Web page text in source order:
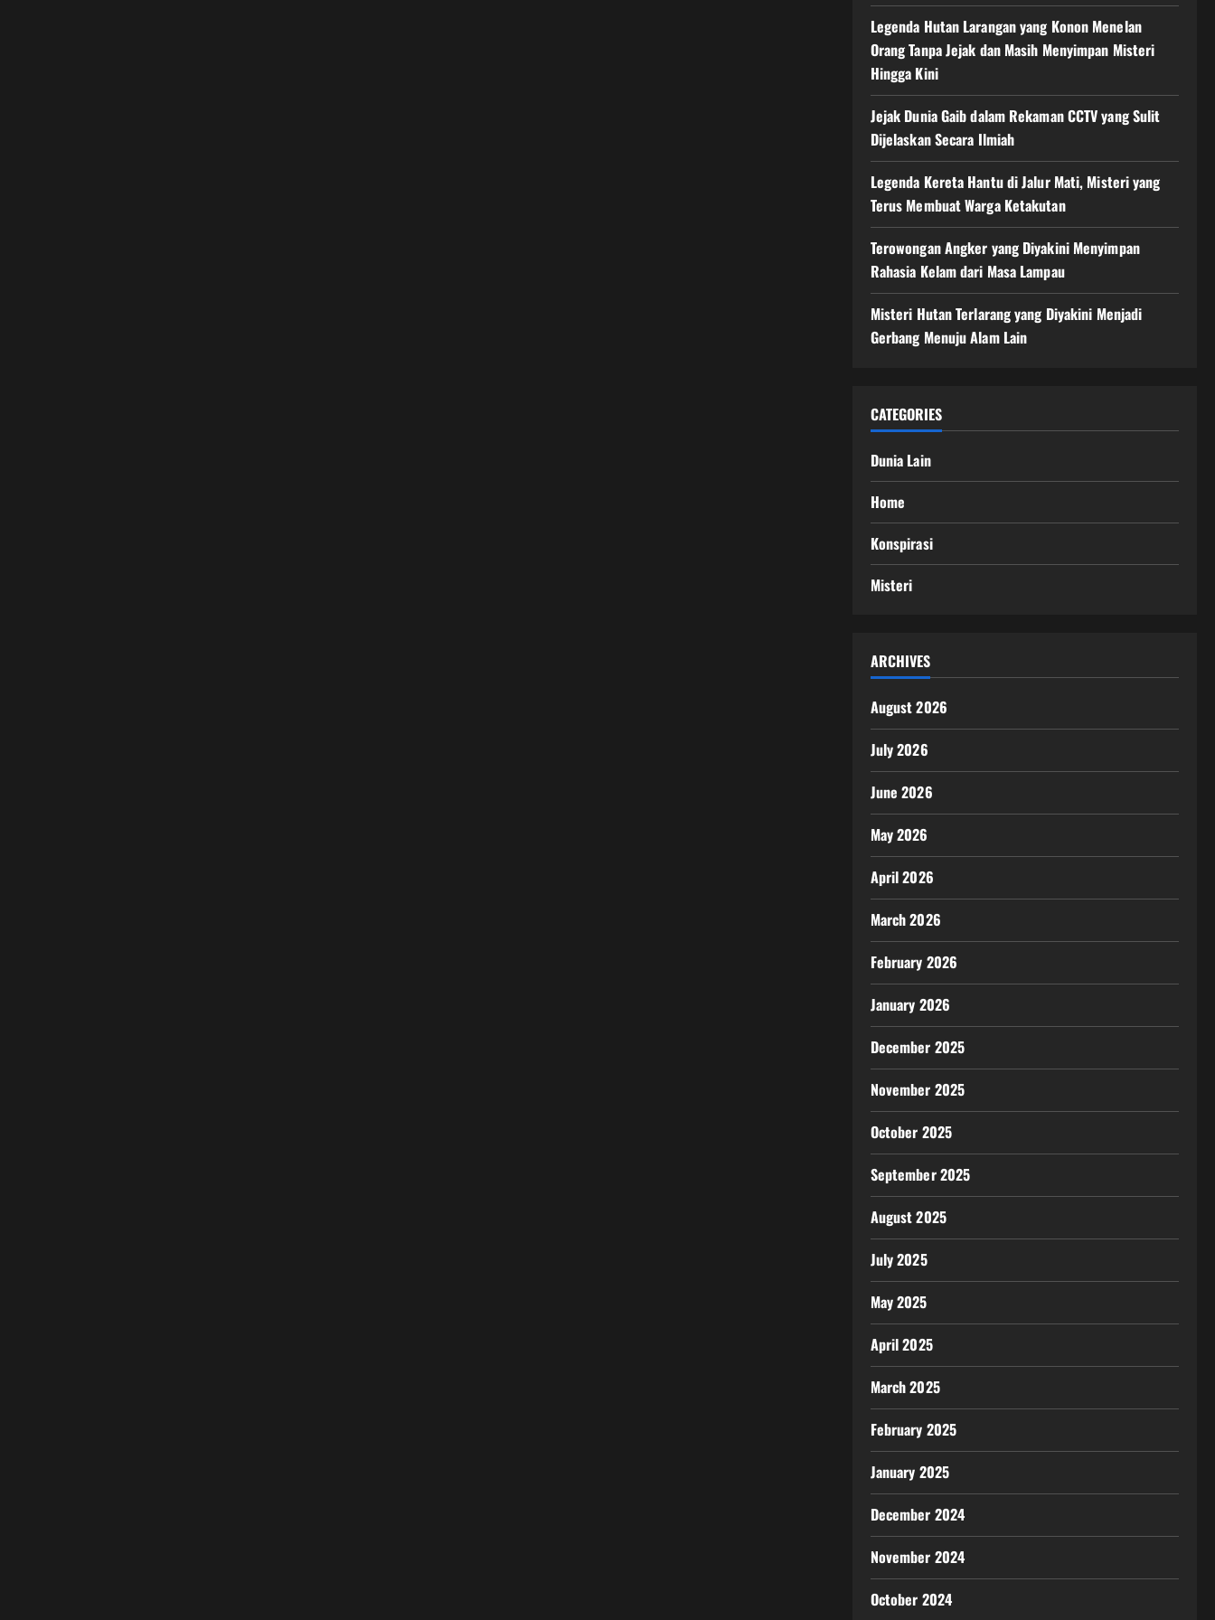
Legenda Hutan Larangan yang Konon Menelan
Orang Tanpa Jejak dan Masih Menyimpan Misteri
Hingga Kini
Jejak Dunia Gaib dalam Rekaman CCTV yang Sulit
Dijelaskan Secara Ilmiah
Legenda Kereta Hantu di Jalur Mati, Misteri yang
Terus Membuat Warga Ketakutan
Terowongan Angker yang Diyakini Menyimpan
Rahasia Kelam dari Masa Lampau
Misteri Hutan Terlarang yang Diyakini Menjadi
Gerbang Menuju Alam Lain
CATEGORIES
Dunia Lain
Home
Konspirasi
Misteri
ARCHIVES
August 2026
July 2026
June 2026
May 2026
April 2026
March 2026
February 2026
January 2026
December 2025
November 2025
October 2025
September 2025
August 2025
July 2025
May 2025
April 2025
March 2025
February 2025
January 2025
December 2024
November 2024
October 2024